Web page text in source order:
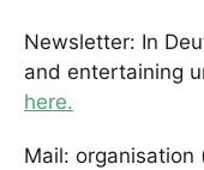
Newsletter: In
and entertaining
here.
Mail: